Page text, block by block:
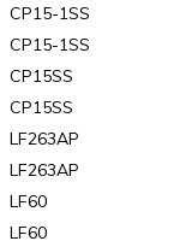
CP15-1SS
CP15-1SS
CP15SS
CP15SS
LF263AP
LF263AP
LF60
LF60